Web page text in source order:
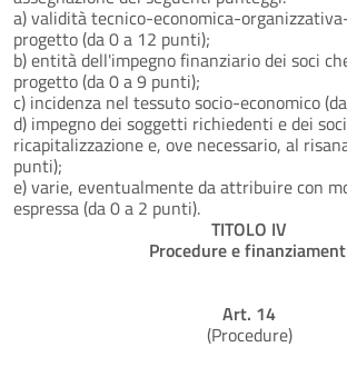
a) validità tecnico-economica-
progetto (da 0 a 12 punti);
b) entità dell'impegno finanziario dei soci
progetto (da 0 a 9 punti);
c) incidenza nel tessuto socio-economico
d) impegno dei soggetti richiedenti e dei
ricapitalizzazione e, ove necessario, al
punti);
e) varie, eventualmente da attribuire con
espressa (da 0 a 2 punti).
TITOLO IV
Procedure e
Art. 14
(Procedure)